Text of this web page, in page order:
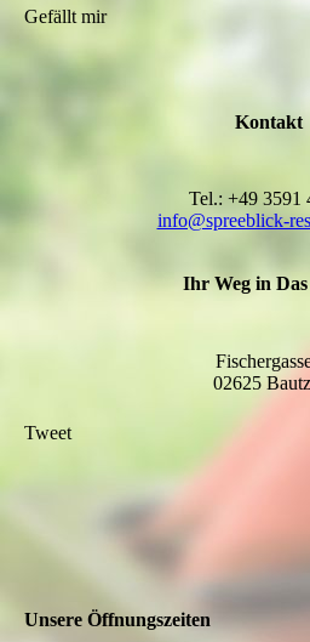
Gefällt mir
Kontakt
Tel.: +49 3591
info@spreeblick-
Ihr Weg in
02625
Tweet
Unsere Öffnungszeiten